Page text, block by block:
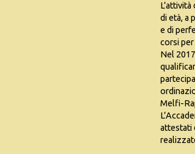
di età, a
e di
corsi
Nel
Melfi-
attestati